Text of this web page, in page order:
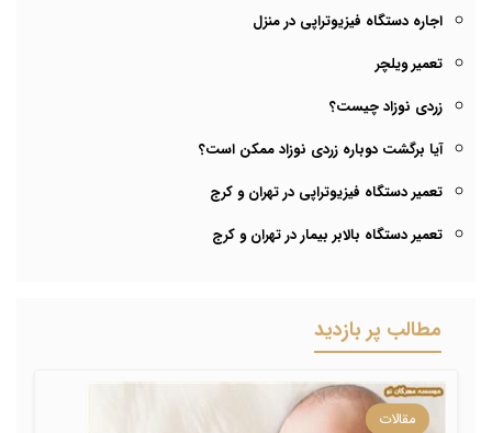
اجاره دستگاه فیزیوتراپی در منزل
تعمیر ویلچر
زردی نوزاد چیست؟
آیا برگشت دوباره زردی نوزاد ممکن است؟
تعمیر دستگاه فیزیوتراپی در تهران و کرج
تعمیر دستگاه بالابر بیمار در تهران و کرج
مطالب پر بازدید
مقالات